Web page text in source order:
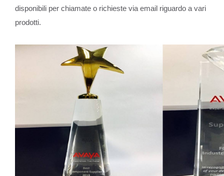
disponibili per chiamate o richieste via email riguardo a vari
prodotti.